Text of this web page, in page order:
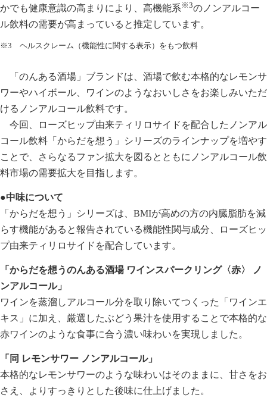
かでも健康意識の高まりにより、高機能系 ※3のノンアルコー
ル飲料の需要が高まっていると推定しています。
※3 ヘルスクレーム（機能性に関する表示）をもつ飲料
「のんある酒場」ブランドは、酒場で飲む本格的なレモンサ
ワーやハイボール、ワインのようなおいしさをお楽しみいただ
けるノンアルコール飲料です。
今回、ローズヒップ由来ティリロサイドを配合したノンアル
コール飲料「からだを想う」シリーズのラインナップを増やす
ことで、さらなるファン拡大を図るとともにノンアルコール飲
料市場の需要拡大を目指します。
●中味について
「からだを想う」シリーズは、BMIが高めの方の内臓脂肪を減
らす機能があると報告されている機能性関与成分、ローズヒッ
プ由来ティリロサイドを配合しています。
「からだを想うのんある酒場 ワインスパークリング〈赤〉 ノ
ンアルコール」
ワインを蒸溜しアルコール分を取り除いてつくった「ワインエ
キス」に加え、厳選したぶどう果汁を使用することで本格的な
赤ワインのような食事に合う濃い味わいを実現しました。
「同 レモンサワー ノンアルコール」
本格的なレモンサワーのような味わいはそのままに、甘さをお
さえ、よりすっきりとした後味に仕上げました。